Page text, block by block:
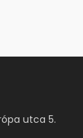
utca 5.